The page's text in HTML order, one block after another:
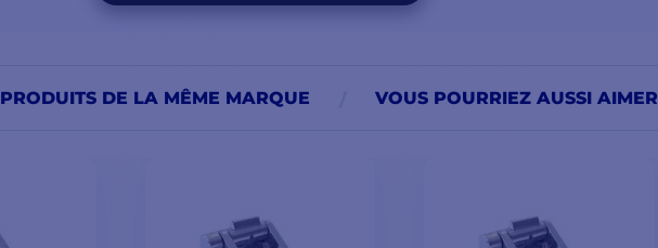
PRODUITS DE LA MÊME MARQUE VOUS POURRIEZ AUSSI AIMER